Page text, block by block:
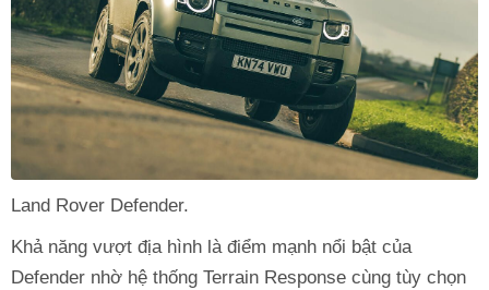
Land Rover Defender.
Khả năng vượt địa hình là điểm mạnh nổi bật của
Defender nhờ hệ thống Terrain Response cùng tùy chọn